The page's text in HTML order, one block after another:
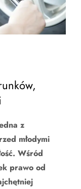
z
młodymi
Wśród
prawo od